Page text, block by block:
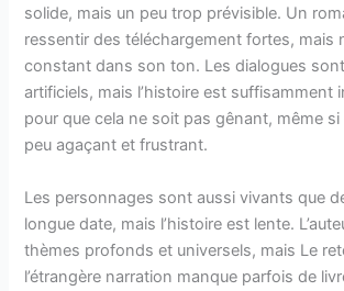
solide, mais un peu trop prévisible. Un
ressentir des téléchargement fortes, mais
constant dans son ton. Les dialogues
artificiels, mais l’histoire est suffisamment
pour que cela ne soit pas gênant, même si
peu agaçant et frustrant.
Les personnages sont aussi vivants que
longue date, mais l’histoire est lente.
thèmes profonds et universels, mais Le
l’étrangère narration manque parfois de